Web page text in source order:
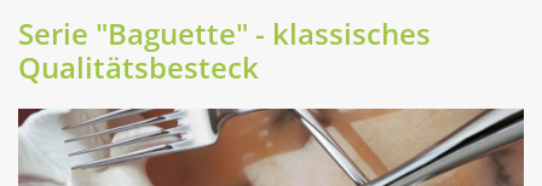
NEU
Gedeckter Tisch
Serie "Baguette" - klassisches
Qualitätsbesteck